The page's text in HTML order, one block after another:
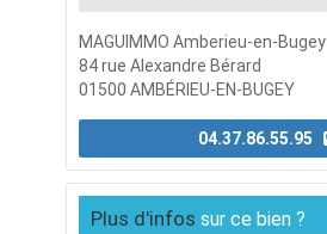
MAGUIMMO Amberieu-en-Bugey
84 rue Alexandre Bérard
01500 AMBÉRIEU-EN-BUGEY
Plus d'infos sur ce bien ?